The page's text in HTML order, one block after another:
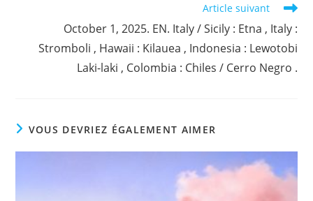
Article suivant
October 1, 2025. EN. Italy / Sicily : Etna , Italy :
Stromboli , Hawaii : Kilauea , Indonesia : Lewotobi
Laki-laki , Colombia : Chiles / Cerro Negro .
VOUS DEVRIEZ ÉGALEMENT AIMER